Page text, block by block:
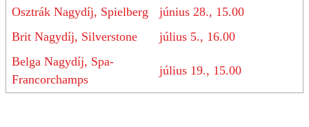
Osztrák Nagydíj, Spielberg
június 28., 15.00
Brit Nagydíj, Silverstone
július 5., 16.00
Belga Nagydíj, Spa-
Francorchamps
július 19., 15.00